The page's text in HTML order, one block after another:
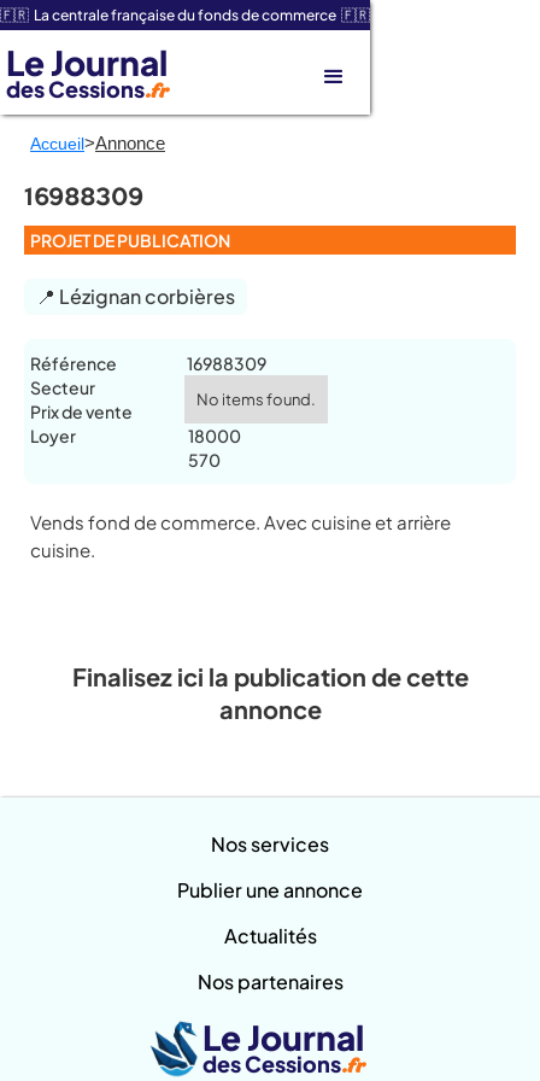
🇫🇷 La centrale française du fonds de commerce 🇫🇷
Le Journal
des Cessions.fr
Accueil>Annonce
16988309
PROJET DE PUBLICATION
📍 Lézignan corbières
Référence
Secteur
Prix de vente
Loyer
16988309
No items found.
18000
570
Vends fond de commerce. Avec cuisine et arrière
cuisine.
Finalisez ici la publication de cette
annonce
Nos services
Publier une annonce
Actualités
Nos partenaires
Le Journal
des Cessions.fr